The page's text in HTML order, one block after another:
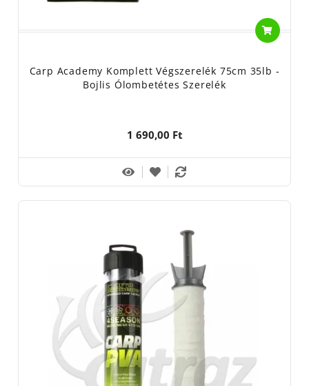
Carp Academy Komplett Végszerelék 75cm 35lb -
Bojlis Ólombetétes Szerelék
1 690,00 Ft